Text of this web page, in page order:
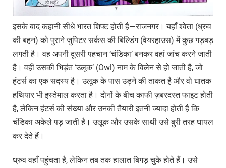
इसके बाद कहानी सीधे भारत शिफ्ट होती है—राजनगर। यहाँ श्वेता (ध्रुव
की बहन) को पुराने जुपिटर सर्कस की बिल्डिंग (वेयरहाउस) में कुछ गड़बड़
लगती है। वह अपनी दूसरी पहचान ‘चंडिका’ बनकर वहां जांच करने जाती
है। वहीं उसकी भिड़ंत ‘उलूक’ (Owl) नाम के विलेन से हो जाती है, जो
हंटर्स का एक सदस्य है। उलूक के पास उड़ने की ताकत है और वो घातक
हथियार भी इस्तेमाल करता है। दोनों के बीच काफी ज़बरदस्त फाइट होती
है, लेकिन हंटर्स की संख्या और उनकी तैयारी इतनी ज्यादा होती है कि
चंडिका अकेले पड़ जाती है। उलूक और उसके साथी उसे बुरी तरह घायल
कर देते हैं।
ध्रुव वहाँ पहुंचता है, लेकिन तब तक हालात बिगड़ चुके होते हैं। उसे